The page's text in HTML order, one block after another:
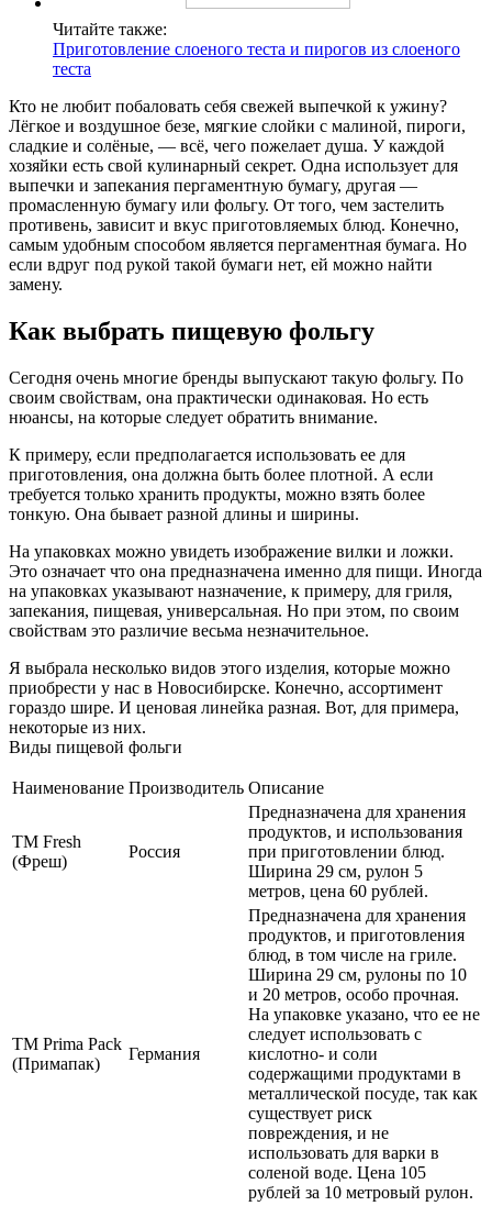
Читайте также:
Приготовление слоеного теста и пирогов из слоеного
теста
Кто не любит побаловать себя свежей выпечкой к ужину?
Лёгкое и воздушное безе, мягкие слойки с малиной, пироги,
сладкие и солёные, — всё, чего пожелает душа. У каждой
хозяйки есть свой кулинарный секрет. Одна использует для
выпечки и запекания пергаментную бумагу, другая —
промасленную бумагу или фольгу. От того, чем застелить
противень, зависит и вкус приготовляемых блюд. Конечно,
самым удобным способом является пергаментная бумага. Но
если вдруг под рукой такой бумаги нет, ей можно найти
замену.
Как выбрать пищевую фольгу
Сегодня очень многие бренды выпускают такую фольгу. По
своим свойствам, она практически одинаковая. Но есть
нюансы, на которые следует обратить внимание.
К примеру, если предполагается использовать ее для
приготовления, она должна быть более плотной. А если
требуется только хранить продукты, можно взять более
тонкую. Она бывает разной длины и ширины.
На упаковках можно увидеть изображение вилки и ложки.
Это означает что она предназначена именно для пищи. Иногда
на упаковках указывают назначение, к примеру, для гриля,
запекания, пищевая, универсальная. Но при этом, по своим
свойствам это различие весьма незначительное.
Я выбрала несколько видов этого изделия, которые можно
приобрести у нас в Новосибирске. Конечно, ассортимент
гораздо шире. И ценовая линейка разная. Вот, для примера,
некоторые из них.
Виды пищевой фольги
Наименование Производитель Описание
ТМ Fresh
(Фреш)
Россия
Предназначена для хранения
продуктов, и использования
при приготовлении блюд.
Ширина 29 см, рулон 5
метров, цена 60 рублей.
ТМ Prima Pack
(Примапак)
Германия
Предназначена для хранения
продуктов, и приготовления
блюд, в том числе на гриле.
Ширина 29 см, рулоны по 10
и 20 метров, особо прочная.
На упаковке указано, что ее не
следует использовать с
кислотно- и соли
содержащими продуктами в
металлической посуде, так как
существует риск
повреждения, и не
использовать для варки в
соленой воде. Цена 105
рублей за 10 метровый рулон.